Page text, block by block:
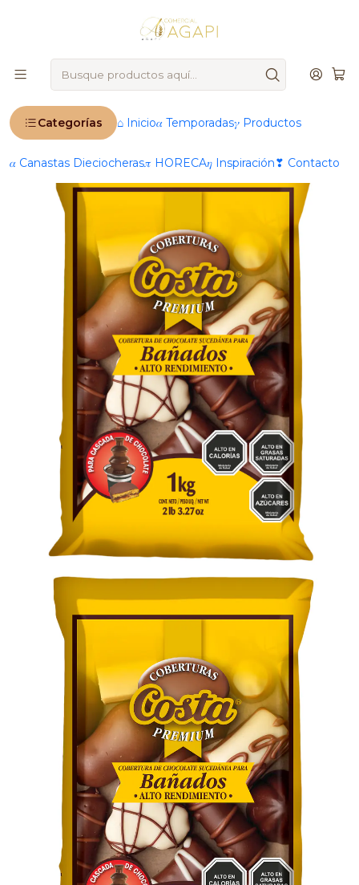
Categorías ⌂ Inicio𝛼 Temporadas𝛾 Productos
𝛼 Canastas Dieciocheras𝜋 HORECA𝜂 Inspiración❣ Contacto
IMPORTANTE: Ahora operamos 100 % online 🚨
Inicio Productos
🍫 Chocolatería & Dulces finos
Coberturas de chocolate
Cobertura De Chocolate Costa Bañados Alto
Rendimiento 1 Kg